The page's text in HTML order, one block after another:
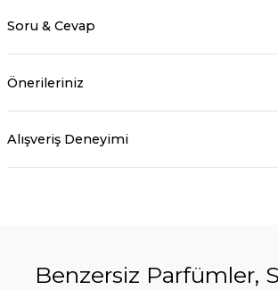
Soru & Cevap
Önerileriniz
Alışveriş Deneyimi
Benzersiz Parfümler,